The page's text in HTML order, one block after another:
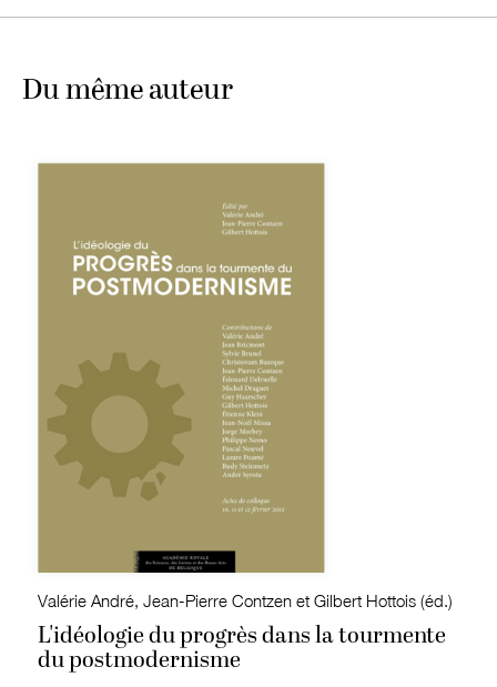
Du même auteur
Valérie André, Jean-Pierre Contzen et Gilbert Hottois (éd.)
L'idéologie du progrès dans la tourmente
du postmodernisme